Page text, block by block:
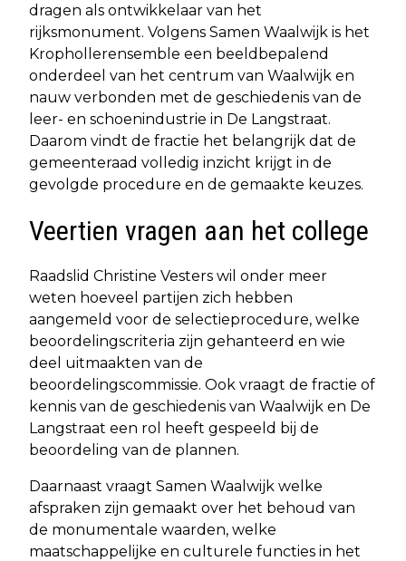
dragen als ontwikkelaar van het
rijksmonument. Volgens Samen Waalwijk is het
Krophollerensemble een beeldbepalend
onderdeel van het centrum van Waalwijk en
nauw verbonden met de geschiedenis van de
leer- en schoenindustrie in De Langstraat.
Daarom vindt de fractie het belangrijk dat de
gemeenteraad volledig inzicht krijgt in de
gevolgde procedure en de gemaakte keuzes.
Veertien vragen aan het college
Raadslid Christine Vesters wil onder meer
weten hoeveel partijen zich hebben
aangemeld voor de selectieprocedure, welke
beoordelingscriteria zijn gehanteerd en wie
deel uitmaakten van de
beoordelingscommissie. Ook vraagt de fractie of
kennis van de geschiedenis van Waalwijk en De
Langstraat een rol heeft gespeeld bij de
beoordeling van de plannen.
Daarnaast vraagt Samen Waalwijk welke
afspraken zijn gemaakt over het behoud van
de monumentale waarden, welke
maatschappelijke en culturele functies in het